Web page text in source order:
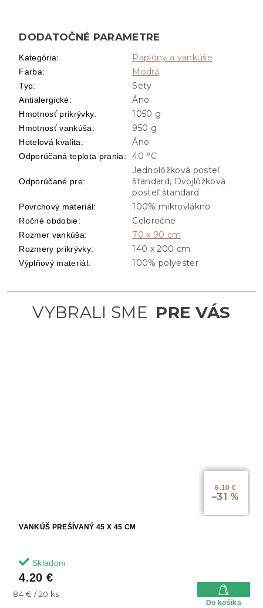
6.10 €
–31 %
VANKÚŠ PREŠÍVANÝ 45 X 45 CM
Skladom
4.20 €
Jednotková
84 € / 20 ks
Do košíka
DODATOČNÉ PARAMETRE
Kategória: Paplóny a vankúše
Farba: Modrá
Typ: Sety
Antialergické: Áno
Hmotnosť prikrývky: 1050 g
Hmotnosť vankúša: 950 g
Hotelová kvalita: Áno
Odporúčaná teplota prania: 40 °C
Odporúčané pre:
Jednolôžková posteľ
štandard, Dvojlôžková
posteľ štandard
Povrchový materiál: 100% mikrovlákno
Ročné obdobie: Celoročne
Rozmer vankúša: 70 x 90 cm
Rozmery prikrývky: 140 x 200 cm
Výplňový materiál: 100% polyester